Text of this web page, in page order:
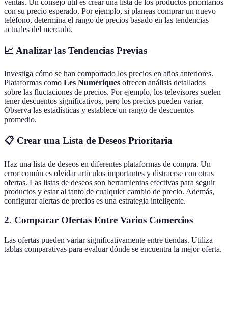
con su precio esperado. Por ejemplo, si planeas comprar un nuevo
teléfono, determina el rango de precios basado en las tendencias
actuales del mercado.
📈 Analizar las Tendencias Previas
Investiga cómo se han comportado los precios en años anteriores.
Plataformas como Les Numériques ofrecen análisis detallados
sobre las fluctaciones de precios. Por ejemplo, los televisores suelen
tener descuentos significativos, pero los precios pueden variar.
Observa las estadísticas y establece un rango de descuentos
promedio.
📋 Crear una Lista de Deseos Prioritaria
Haz una lista de deseos en diferentes plataformas de compra. Un
error común es olvidar artículos importantes y distraerse con otras
ofertas. Las listas de deseos son herramientas efectivas para seguir
productos y estar al tanto de cualquier cambio de precio. Además,
configurar alertas de precios es una estrategia inteligente.
2. Comparar Ofertas Entre Varios Comercios
Las ofertas pueden variar significativamente entre tiendas. Utiliza
tablas comparativas para evaluar dónde se encuentra la mejor oferta.